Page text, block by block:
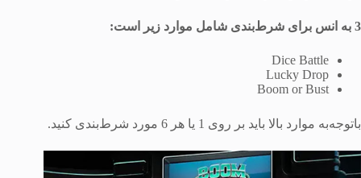
3 به انس برای شرط‌بندی شامل موارد زیر است:
Dice Battle
Lucky Drop
Boom or Bust
باتوجه‌به موارد بالا باید بر روی 1 یا هر 6 مورد شرط‌بندی کنید.